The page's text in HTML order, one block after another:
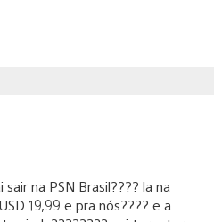
na PSN Brasil???? la na
19,99 e pra nós???? e a